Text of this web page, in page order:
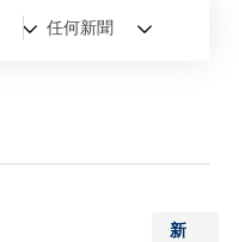
任何新聞
新